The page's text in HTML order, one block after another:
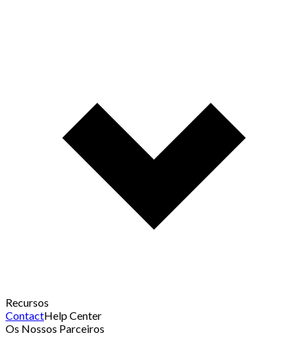
Recursos
ContactHelp Center
Os Nossos Parceiros